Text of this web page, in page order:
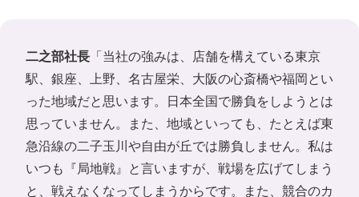
二之部社長 「当社の強みは、店舗を構えている東京
駅、銀座、上野、名古屋栄、大阪の心斎橋や福岡とい
った地域だと思います。日本全国で勝負をしようとは
思っていません。また、地域といっても、たとえば東
急沿線の二子玉川や自由が丘では勝負しません。私は
いつも『局地戦』と言いますが、戦場を広げてしまう
と、戦えなくなってしまうからです。また、競合のカ